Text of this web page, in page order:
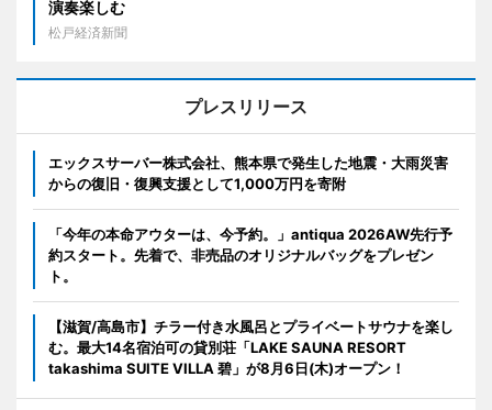
演奏楽しむ
松戸経済新聞
プレスリリース
エックスサーバー株式会社、熊本県で発生した地震・大雨災害
からの復旧・復興支援として1,000万円を寄附
「今年の本命アウターは、今予約。」antiqua 2026AW先行予
約スタート。先着で、非売品のオリジナルバッグをプレゼン
ト。
【滋賀/高島市】チラー付き水風呂とプライベートサウナを楽し
む。最大14名宿泊可の貸別荘「LAKE SAUNA RESORT
takashima SUITE VILLA 碧」が8月6日(木)オープン！